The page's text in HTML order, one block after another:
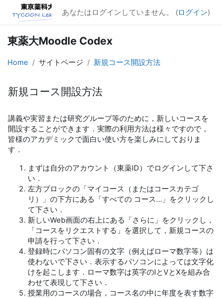
メインコンテンツへスキップする
あなたはログインしていません。 (ログイン)
東薬大Moodle Codex
Home サイトページ 新規コース開設方法
新規コース開設方法
講義や実習または研究グループ等のために，新しいコースを
開設することができます．実際の利用方法は様々ですので，
皆様のアカデミックで面白い使い方を楽しみにしておりま
す．
まずは自分のアカウント（東薬ID）でログインして下さ
い．
左方ブロックの「マイコース（またはコースカテゴ
リ）」の下方にある「すべての コース...」をクリックし
て下さい．
新しいWeb画面の右上にある「さらに」をクリックし，
「コースをリクエストする」を選択して，新規コースの
申請を行って下さい．
登録時にパソコン固有の文字（例えばローマ数字等）は
使わないで下さい．表示するパソコンによっては文字化
けを起こします．ローマ数字は英字のIとVとXを組み合
わせて表現して下さい．
授業用のコースの場合，コース名の中に年度を表す数字